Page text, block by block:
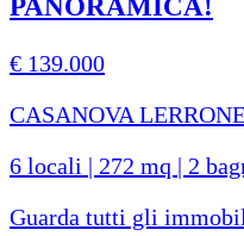
€ 139.000
CASANOVA
6 locali | 272 mq | 2
Guarda tutti gli